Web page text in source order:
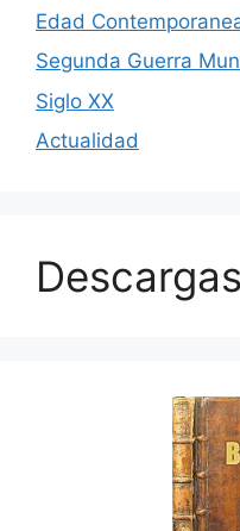
Edad
Segunda Guerra
Siglo XX
Actualidad